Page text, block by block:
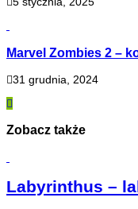
Marvel Zombies 2 –
31 grudnia, 2024
Zobacz także
Labyrinthus –